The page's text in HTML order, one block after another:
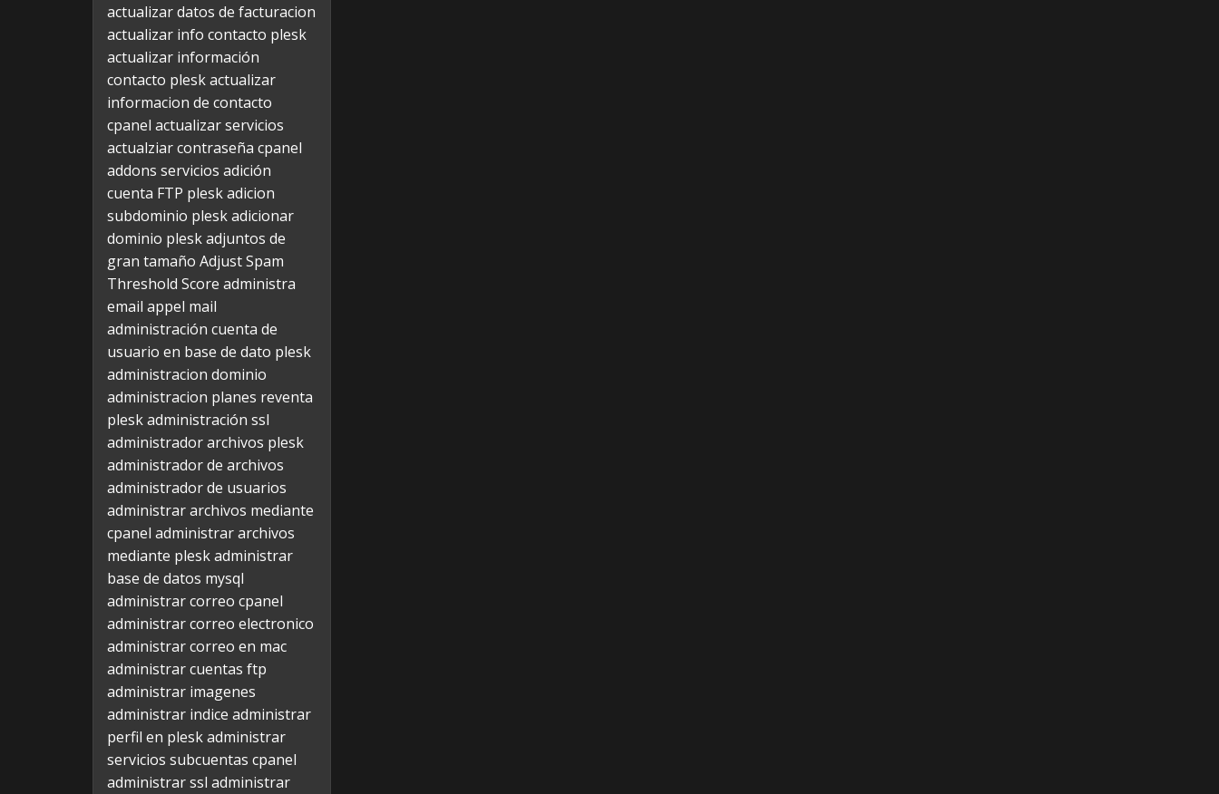
actualizar datos de facturacion
actualizar info contacto plesk
actualizar información
contacto pleskactualizar
informacion de contacto
cpanel actualizar servicios
actualziar contraseña cpanel
addons servicios adición
cuenta FTP pleskadicion
subdominio pleskadicionar
dominio pleskadjuntos de
gran tamaño Adjust Spam
Threshold Score administra
email appel mail
administración cuenta de
usuario en base de dato plesk
administracion dominio
administracion planes reventa
pleskadministración ssl
administrador archivos plesk
administrador de archivos
administrador de usuarios
administrar archivos mediante
cpanel administrar archivos
mediante pleskadministrar
base de datos mysql
administrar correo cpanel
administrar correo electronico
administrar correo en mac
administrar cuentas ftp
administrar imagenes
administrar indice administrar
perfil en pleskadministrar
servicios subcuentas cpanel
administrar ssl administrar